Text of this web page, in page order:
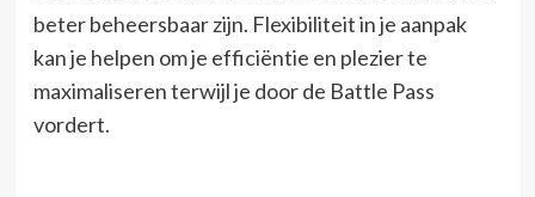
beter beheersbaar zijn. Flexibiliteit in je aanpak
kan je helpen om je efficiëntie en plezier te
maximaliseren terwijl je door de Battle Pass
vordert.